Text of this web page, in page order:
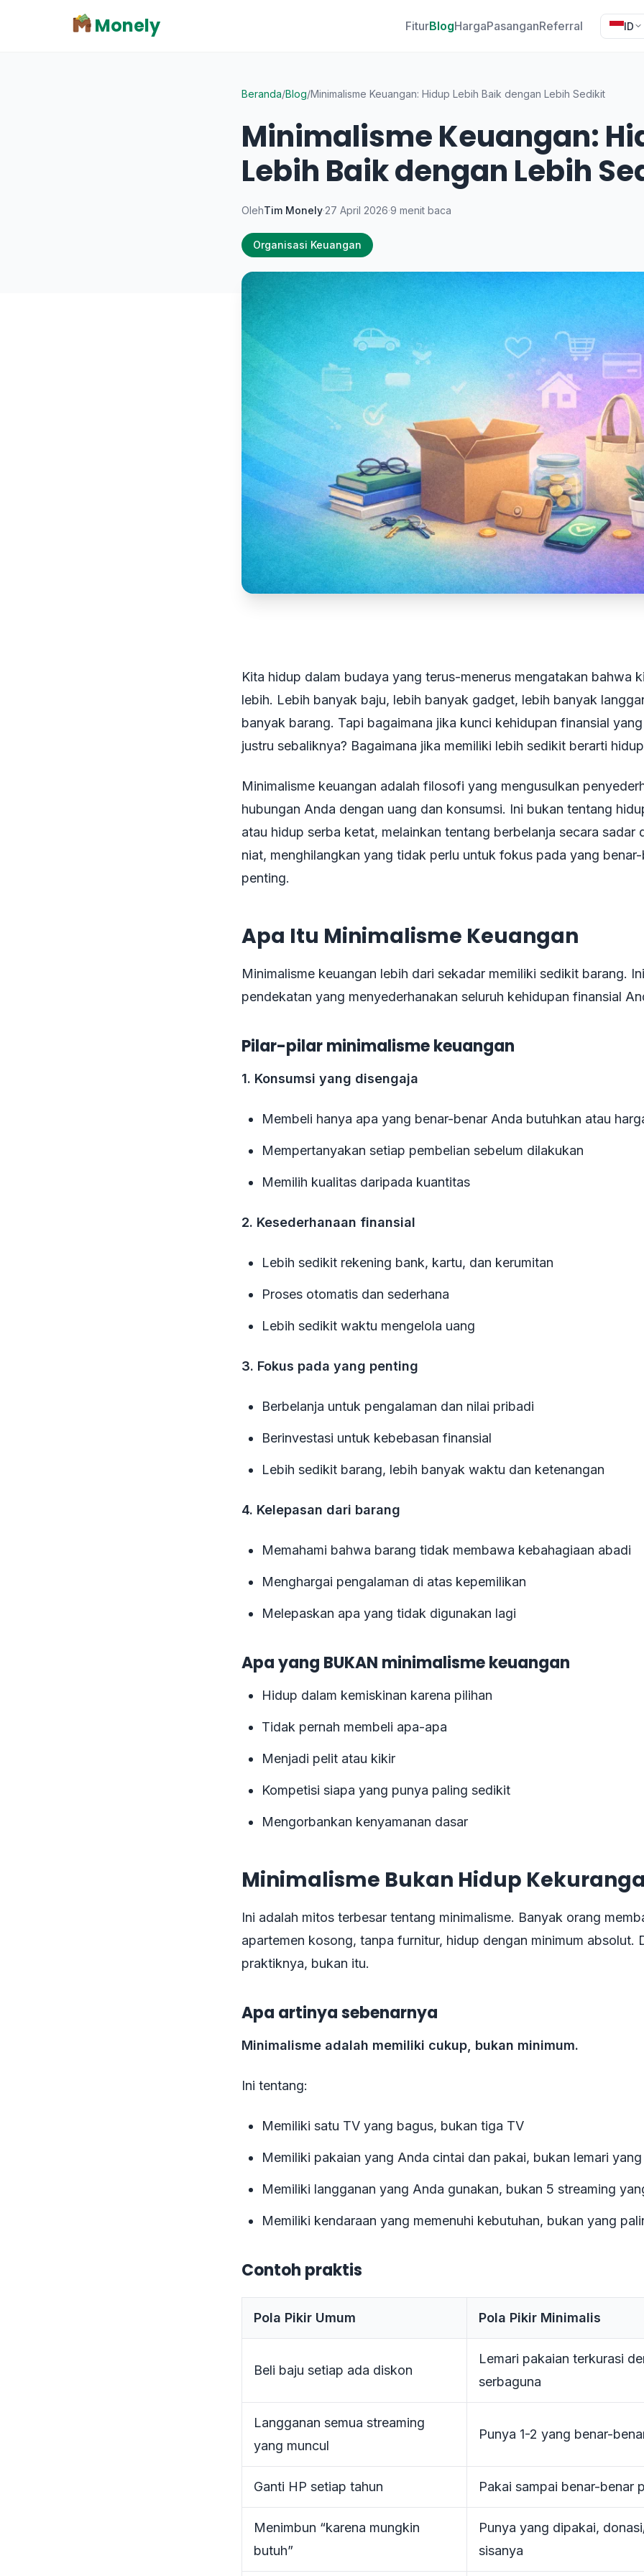
Monely FiturBlogHargaPasanganReferral ID
Beranda/Blog/Minimalisme Keuangan: Hidup Lebih Baik dengan Lebih Sedikit
Minimalisme Keuangan:
Lebih Baik dengan Lebih
OlehTim Monely·27 April 2026·9 menit baca
Organisasi Keuangan
Kita hidup dalam budaya yang terus-menerus mengatakan bahwa
lebih. Lebih banyak baju, lebih banyak gadget, lebih banyak
banyak barang. Tapi bagaimana jika kunci kehidupan finansial
justru sebaliknya? Bagaimana jika memiliki lebih sedikit berarti
Minimalisme keuangan adalah filosofi yang mengusulkan
hubungan Anda dengan uang dan konsumsi. Ini bukan tentang
atau hidup serba ketat, melainkan tentang berbelanja secara sadar
niat, menghilangkan yang tidak perlu untuk fokus pada yang
penting.
Apa Itu Minimalisme Keuangan
Minimalisme keuangan lebih dari sekadar memiliki sedikit barang.
pendekatan yang menyederhanakan seluruh kehidupan finansial
Pilar-pilar minimalisme keuangan
1. Konsumsi yang disengaja
Membeli hanya apa yang benar-benar Anda butuhkan atau
Mempertanyakan setiap pembelian sebelum dilakukan
Memilih kualitas daripada kuantitas
2. Kesederhanaan finansial
Lebih sedikit rekening bank, kartu, dan kerumitan
Proses otomatis dan sederhana
Lebih sedikit waktu mengelola uang
3. Fokus pada yang penting
Berbelanja untuk pengalaman dan nilai pribadi
Berinvestasi untuk kebebasan finansial
Lebih sedikit barang, lebih banyak waktu dan ketenangan
4. Kelepasan dari barang
Memahami bahwa barang tidak membawa kebahagiaan abadi
Menghargai pengalaman di atas kepemilikan
Melepaskan apa yang tidak digunakan lagi
Apa yang BUKAN minimalisme keuangan
Hidup dalam kemiskinan karena pilihan
Tidak pernah membeli apa-apa
Menjadi pelit atau kikir
Kompetisi siapa yang punya paling sedikit
Mengorbankan kenyamanan dasar
Minimalisme Bukan Hidup
Ini adalah mitos terbesar tentang minimalisme. Banyak orang
apartemen kosong, tanpa furnitur, hidup dengan minimum absolut.
praktiknya, bukan itu.
Apa artinya sebenarnya
Minimalisme adalah memiliki cukup, bukan minimum.
Ini tentang:
Memiliki satu TV yang bagus, bukan tiga TV
Memiliki pakaian yang Anda cintai dan pakai, bukan lemari
Memiliki langganan yang Anda gunakan, bukan 5 streaming
Memiliki kendaraan yang memenuhi kebutuhan, bukan yang
Contoh praktis
Pola Pikir Umum Pola Pikir Minimalis
Beli baju setiap ada diskon
Lemari pakaian terkurasi
serbaguna
Langganan semua streaming
yang muncul
Punya 1-2 yang benar-
Ganti HP setiap tahun Pakai sampai benar-benar
Menimbun “karena mungkin
butuh”
Punya yang dipakai,
sisanya